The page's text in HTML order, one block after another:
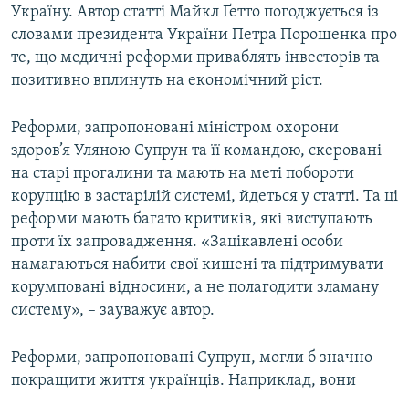
Україну. Автор статті Майкл Ґетто погоджується із
словами президента України Петра Порошенка про
те, що медичні реформи приваблять інвесторів та
позитивно вплинуть на економічний ріст.
Реформи, запропоновані міністром охорони
здоров’я Уляною Супрун та її командою, скеровані
на старі прогалини та мають на меті побороти
корупцію в застарілій системі, йдеться у статті. Та ці
реформи мають багато критиків, які виступають
проти їх запровадження. «Зацікавлені особи
намагаються набити свої кишені та підтримувати
корумповані відносини, а не полагодити зламану
систему», – зауважує автор.
Реформи, запропоновані Супрун, могли б значно
покращити життя українців. Наприклад, вони